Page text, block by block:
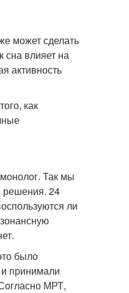
может сделать
сна влияет на
активность
как
Так мы
решения. 24
ли
было
принимали
МРТ,